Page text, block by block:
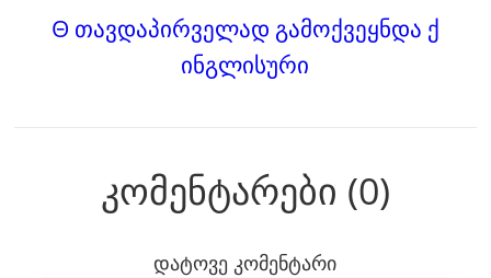
Θ თავდაპირველად გამოქვეყნდა ქ
ინგლისური
კომენტარები (0)
დატოვე კომენტარი